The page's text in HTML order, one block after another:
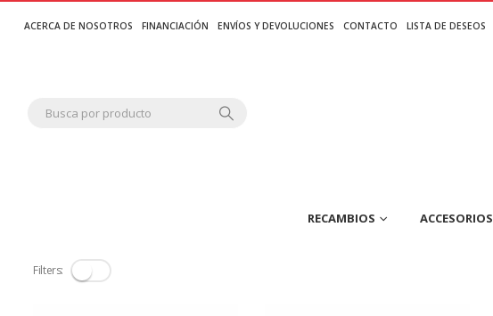
ACERCA DE NOSOTROS FINANCIACIÓN ENVÍOS Y DEVOLUCIONES CONTACTO LISTA DE DESEOS
RECAMBIOS ACCESORIOS
Filters: